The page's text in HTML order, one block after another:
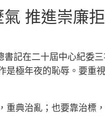
推進崇廉
書記在二十屆中心紀委
是極年夜的恥辱。要重
重典治亂；也要靠治標